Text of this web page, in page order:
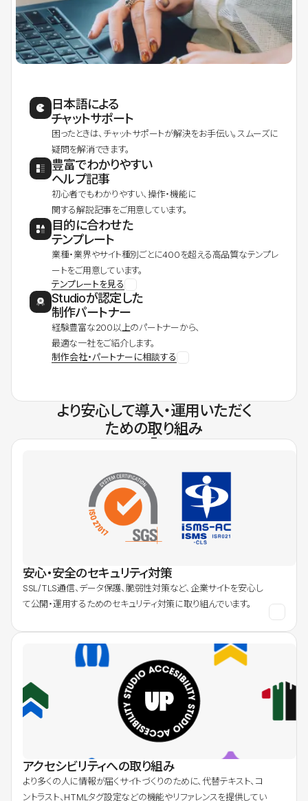
日本語による
チャットサポート
困ったときは、チャットサポートが解決をお手伝い。スムーズに
疑問を解消できます。
豊富でわかりやすい
ヘルプ記事
初心者でもわかりやすい、操作・機能に
関する解説記事をご用意しています。
目的に合わせた
テンプレート
業種・業界やサイト種別ごとに400を超える高品質なテンプレ
ートをご用意しています。
テンプレートを見る
Studioが認定した
制作パートナー
経験豊富な200以上のパートナーから、
最適な一社をご紹介します。
制作会社・パートナーに相談する
より安心して導入・運用いただく
ための取り組み
安心・安全のセキュリティ対策
SSL/TLS通信、データ保護、脆弱性対策など、企業サイトを安心し
て公開・運用するためのセキュリティ対策に取り組んでいます。
アクセシビリティへの取り組み
より多くの人に情報が届くサイトづくりのために、代替テキスト、コ
ントラスト、HTMLタグ設定などの機能やリファレンスを提供してい